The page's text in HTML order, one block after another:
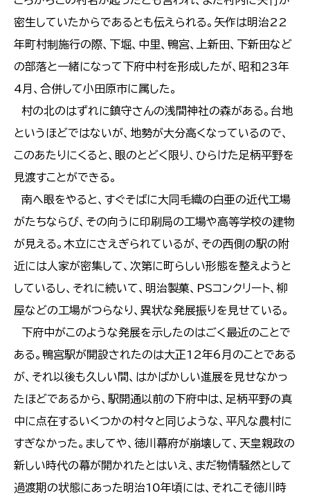
密生していたからであるとも伝えられる。矢作は明治22
年町村制施行の際、下堀、中里、鴨宮、上新田、下新田など
の部落と一緒になって下府中村を形成したが、昭和23年
4月、合併して小田原市に属した。
村の北のはずれに鎮守さんの浅間神社の森がある。台地
というほどではないが、地勢が大分高くなっているので、
このあたりにくると、眼のとどく限り、ひらけた足柄平野を
見渡すことができる。
南へ眼をやると、すぐそばに大同毛織の白亜の近代工場
がたちならび、その向うに印刷局の工場や高等学校の建物
が見える。木立にさえぎられているが、その西側の駅の附
近には人家が密集して、次第に町らしい形態を整えようと
しているし、それに続いて、明治製菓、PSコンクリート、柳
屋などの工場がつらなり、異状な発展振りを見せている。
下府中がこのような発展を示したのはごく最近のことで
ある。鴨宮駅が開設されたのは大正12年6月のことである
が、それ以後も久しい間、はかばかしい進展を見せなかっ
たほどであるから、駅開通以前の下府中は、足柄平野の真
中に点在するいくつかの村々と同じような、平凡な農村に
すぎなかった。ましてや、徳川幕府が崩壊して、天皇親政の
新しい時代の幕が開かれたとはいえ、まだ物情騒然として
過渡期の状態にあった明治10年頃には、それこそ徳川時